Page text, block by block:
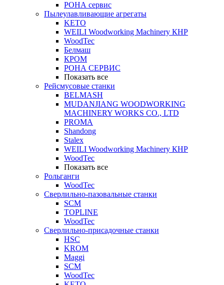
РОНА сервис
Пылеулавливающие агрегаты
KETO
WEILI Woodworking Machinery КНР
WoodTec
Белмаш
КРОМ
РОНА СЕРВИС
Показать все
Рейсмусовые станки
BELMASH
MUDANJIANG WOODWORKING
MACHINERY WORKS CO., LTD
PROMA
Shandong
Stalex
WEILI Woodworking Machinery КНР
WoodTec
Показать все
Рольганги
WoodTec
Сверлильно-пазовальные станки
SCM
TOPLINE
WoodTec
Сверлильно-присадочные станки
HSC
KROM
Maggi
SCM
WoodTec